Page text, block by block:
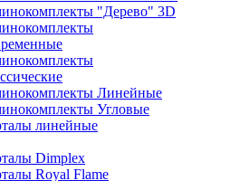
"Дерево" 3D
Линейные
Угловые
линейные
Dimplex
Royal Flame